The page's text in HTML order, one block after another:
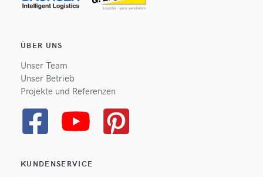
ÜBER UNS
Unser Team
Unser Betrieb
Projekte und Referenzen
KUNDENSERVICE